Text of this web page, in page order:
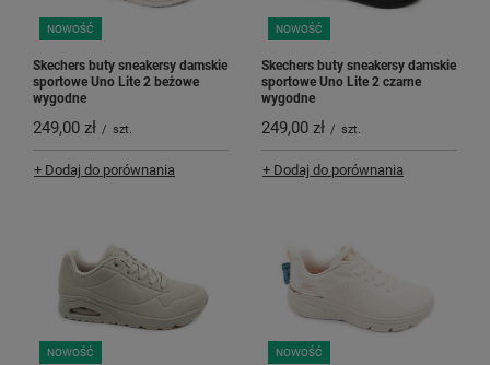
NOWOŚĆ
Skechers buty sneakersy damskie
sportowe Uno Lite 2 beżowe
wygodne
249,00 zł / szt.
+ Dodaj do porównania
NOWOŚĆ
Skechers buty sneakersy damskie
sportowe Uno Lite 2 czarne
wygodne
249,00 zł / szt.
+ Dodaj do porównania
NOWOŚĆ NOWOŚĆ